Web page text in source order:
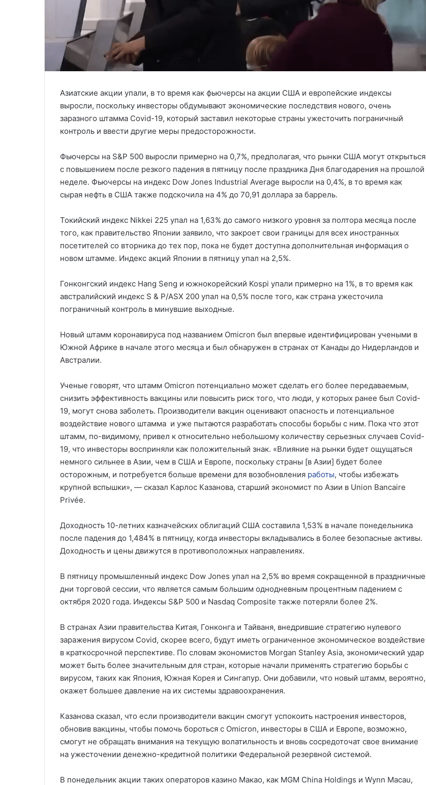
Азиатские акции упали, в то время как фьючерсы на акции США и европейские индексы
выросли, поскольку инвесторы обдумывают экономические последствия нового, очень
заразного штамма Covid-19, который заставил некоторые страны ужесточить пограничный
контроль и ввести другие меры предосторожности.
Фьючерсы на S&P 500 выросли примерно на 0,7%, предполагая, что рынки США могут открыться
с повышением после резкого падения в пятницу после праздника Дня благодарения на прошлой
неделе. Фьючерсы на индекс Dow Jones Industrial Average выросли на 0,4%, в то время как
сырая нефть в США также подскочила на 4% до 70,91 доллара за баррель.
Токийский индекс Nikkei 225 упал на 1,63% до самого низкого уровня за полтора месяца после
того, как правительство Японии заявило, что закроет свои границы для всех иностранных
посетителей со вторника до тех пор, пока не будет доступна дополнительная информация о
новом штамме. Индекс акций Японии в пятницу упал на 2,5%.
Гонконгский индекс Hang Seng и южнокорейский Kospi упали примерно на 1%, в то время как
австралийский индекс S & P/ASX 200 упал на 0,5% после того, как страна ужесточила
пограничный контроль в минувшие выходные.
Новый штамм коронавируса под названием Omicron был впервые идентифицирован учеными в
Южной Африке в начале этого месяца и был обнаружен в странах от Канады до Нидерландов и
Австралии.
Ученые говорят, что штамм Omicron потенциально может сделать его более передаваемым,
снизить эффективность вакцины или повысить риск того, что люди, у которых ранее был Covid-
19, могут снова заболеть. Производители вакцин оценивают опасность и потенциальное
воздействие нового штамма и уже пытаются разработать способы борьбы с ним. Пока что этот
штамм, по-видимому, привел к относительно небольшому количеству серьезных случаев Covid-
19, что инвесторы восприняли как положительный знак. «Влияние на рынки будет ощущаться
немного сильнее в Азии, чем в США и Европе, поскольку страны [в Азии] будет более
осторожным, и потребуется больше времени для возобновления работы, чтобы избежать
крупной вспышки», — сказал Карлос Казанова, старший экономист по Азии в Union Bancaire
Privée.
Доходность 10-летних казначейских облигаций США составила 1,53% в начале понедельника
после падения до 1,484% в пятницу, когда инвесторы вкладывались в более безопасные активы.
Доходность и цены движутся в противоположных направлениях.
В пятницу промышленный индекс Dow Jones упал на 2,5% во время сокращенной в праздничные
дни торговой сессии, что является самым большим однодневным процентным падением с
октября 2020 года. Индексы S&P 500 и Nasdaq Composite также потеряли более 2%.
В странах Азии правительства Китая, Гонконга и Тайваня, внедрившие стратегию нулевого
заражения вирусом Covid, скорее всего, будут иметь ограниченное экономическое воздействие
в краткосрочной перспективе. По словам экономистов Morgan Stanley Asia, экономический удар
может быть более значительным для стран, которые начали применять стратегию борьбы с
вирусом, таких как Япония, Южная Корея и Сингапур. Они добавили, что новый штамм, вероятно,
окажет большее давление на их системы здравоохранения.
Казанова сказал, что если производители вакцин смогут успокоить настроения инвесторов,
обновив вакцины, чтобы помочь бороться с Omicron, инвесторы в США и Европе, возможно,
смогут не обращать внимания на текущую волатильность и вновь сосредоточат свое внимание
на ужесточении денежно-кредитной политики Федеральной резервной системой.
В понедельник акции таких операторов казино Макао, как MGM China Holdings и Wynn Macau,